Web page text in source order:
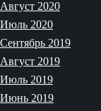
Август 2020
Июль 2020
Сентябрь 2019
Август 2019
Июль 2019
Июнь 2019